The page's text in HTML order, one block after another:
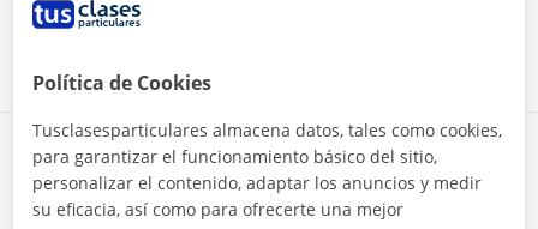
Comparte a este profesor
Política de Cookies
Tusclasesparticulares almacena datos, tales como cookies,
para garantizar el funcionamiento básico del sitio,
personalizar el contenido, adaptar los anuncios y medir
su eficacia, así como para ofrecerte una mejor